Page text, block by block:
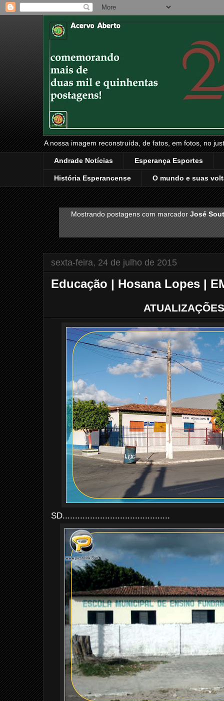
A nossa imagem reconstruída, de fatos, em fotos, no
Andrade Notícias Esperança Esportes
História Esperancense O mundo e suas
Mostrando postagens com marcadorJosé
sexta-feira, 24 de julho de 2015
Educação | Hosana Lopes |
SD...........................................